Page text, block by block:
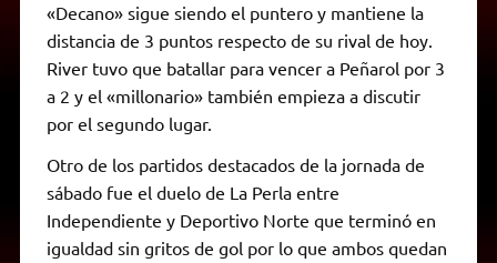
«Decano» sigue siendo el puntero y mantiene la
distancia de 3 puntos respecto de su rival de hoy.
River tuvo que batallar para vencer a Peñarol por 3
a 2 y el «millonario» también empieza a discutir
por el segundo lugar.
Otro de los partidos destacados de la jornada de
sábado fue el duelo de La Perla entre
Independiente y Deportivo Norte que terminó en
igualdad sin gritos de gol por lo que ambos quedan